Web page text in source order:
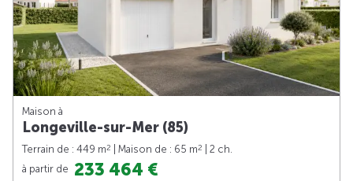
Maison à
Longeville-sur-Mer (85)
Terrain de : 449 m2 | Maison de : 65 m2
| 2 ch.
à partir de 233 464 €